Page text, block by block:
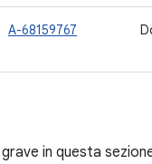
A-68159767
in questa